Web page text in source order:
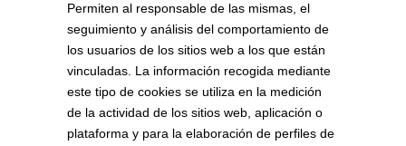
Permiten al responsable de las mismas, el
seguimiento y análisis del comportamiento de
los usuarios de los sitios web a los que están
vinculadas. La información recogida mediante
este tipo de cookies se utiliza en la medición
de la actividad de los sitios web, aplicación o
plataforma y para la elaboración de perfiles de